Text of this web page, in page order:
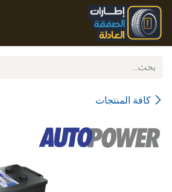
تخطي للذهاب إلى المحتوى
كافة المنتجات